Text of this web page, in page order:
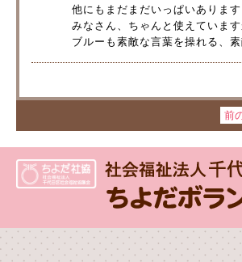
他にもまだまだいっぱいあります
みなさん、ちゃんと使えています
ブルーも素敵な言葉を操れる、
前